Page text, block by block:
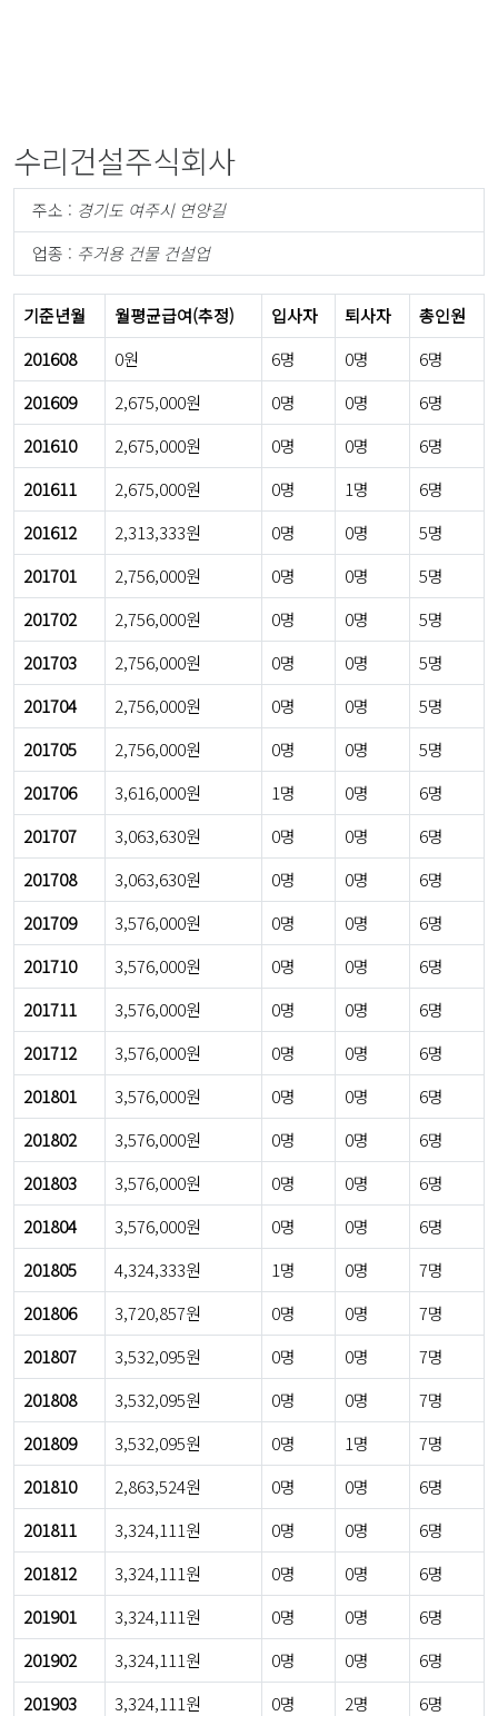
수리건설주식회사
주소 : 경기도 여주시 연양길
업종 : 주거용 건물 건설업
기준년월 월평균급여(추정) 입사자 퇴사자
총인원
201608
0원 6명 0명
6명
201609
2,675,000원 0명 0명
6명
201610
2,675,000원 0명 0명
6명
201611
2,675,000원 0명 1명
6명
201612
2,313,333원 0명 0명
5명
201701
2,756,000원 0명 0명
5명
201702
2,756,000원 0명 0명
5명
201703
2,756,000원 0명 0명
5명
201704
2,756,000원 0명 0명
5명
201705
2,756,000원 0명 0명
5명
201706
3,616,000원 1명 0명
6명
201707
3,063,630원 0명 0명
6명
201708
3,063,630원 0명 0명
6명
201709
3,576,000원 0명 0명
6명
201710
3,576,000원 0명 0명
6명
201711
3,576,000원 0명 0명
6명
201712
3,576,000원 0명 0명
6명
201801
3,576,000원 0명 0명
6명
201802
3,576,000원 0명 0명
6명
201803
3,576,000원 0명 0명
6명
201804
3,576,000원 0명 0명
6명
201805
4,324,333원 1명 0명
7명
201806
3,720,857원 0명 0명
7명
201807
3,532,095원 0명 0명
7명
201808
3,532,095원 0명 0명
7명
201809
3,532,095원 0명 1명
7명
201810
2,863,524원 0명 0명
6명
201811
3,324,111원 0명 0명
6명
201812
3,324,111원 0명 0명
6명
201901
3,324,111원 0명 0명
6명
201902
3,324,111원 0명 0명
6명
201903
3,324,111원 0명 2명
6명